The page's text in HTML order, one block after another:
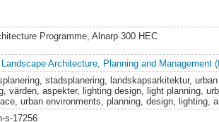
Programme, Alnarp 300 HEC
Architecture, Planning and Management
stadsplanering, landskapsarkitektur,
värden, aspekter, lighting design, light planning,
urban environments, planning, design, lighting,
s-17256